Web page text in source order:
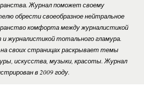
Журнал поможет своему
обрести своеобразное нейтральное
комфорта между журналистикой
и журналистикой тотального гламура.
на своих страницах раскрывает темы
искусства, музыки, красоты. Журнал
в 2009 году.